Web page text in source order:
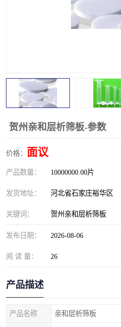
贺州亲和层析筛板-参数
价格： 面议
产品数量： 10000000.00片
发货地址： 河北省石家庄裕华区
关键词： 贺州亲和层析筛板
发布日期： 2026-08-06
阅 读 量： 26
产品描述
产品名称 亲和层析筛板